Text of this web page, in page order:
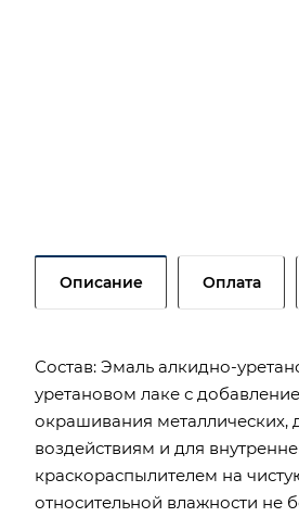
Описание Оплата
Состав: Эмаль алкидно-
уретановом лаке с
окрашивания
воздействиям и для
краскораспылителем на
относительной влажности не